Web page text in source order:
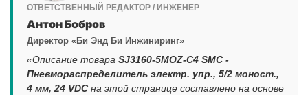
ОТВЕТСТВЕННЫЙ РЕДАКТОР / ИНЖЕНЕР
Антон Бобров
Директор «Би Энд Би Инжиниринг»
«Описание товара SJ3160-5MOZ-C4 SMC -
Пневмораспределитель электр. упр., 5/2 моност.,
4 мм, 24 VDC на этой странице составлено на основе